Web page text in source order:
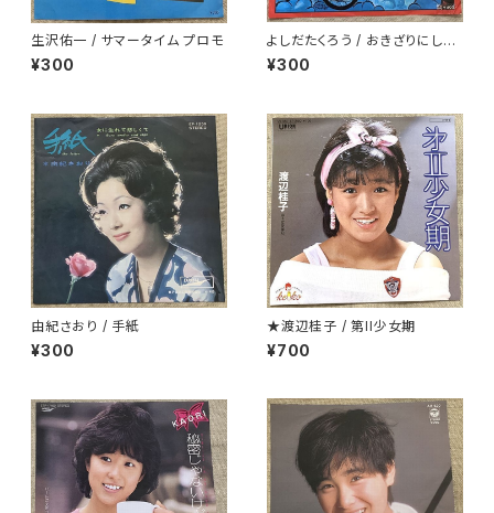
生沢佑一 / サマータイム プロモ
¥300
よしだたくろう / おきざりにした
悲しみは
¥300
由紀さおり / 手紙
¥300
★渡辺桂子 / 第II少女期
¥700